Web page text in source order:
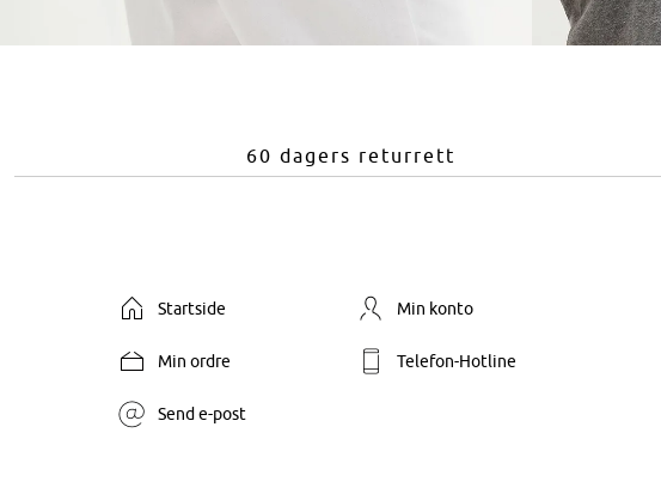
60 dagers returrett
Startside Min konto
Min ordre Telefon-Hotline
Send e-post